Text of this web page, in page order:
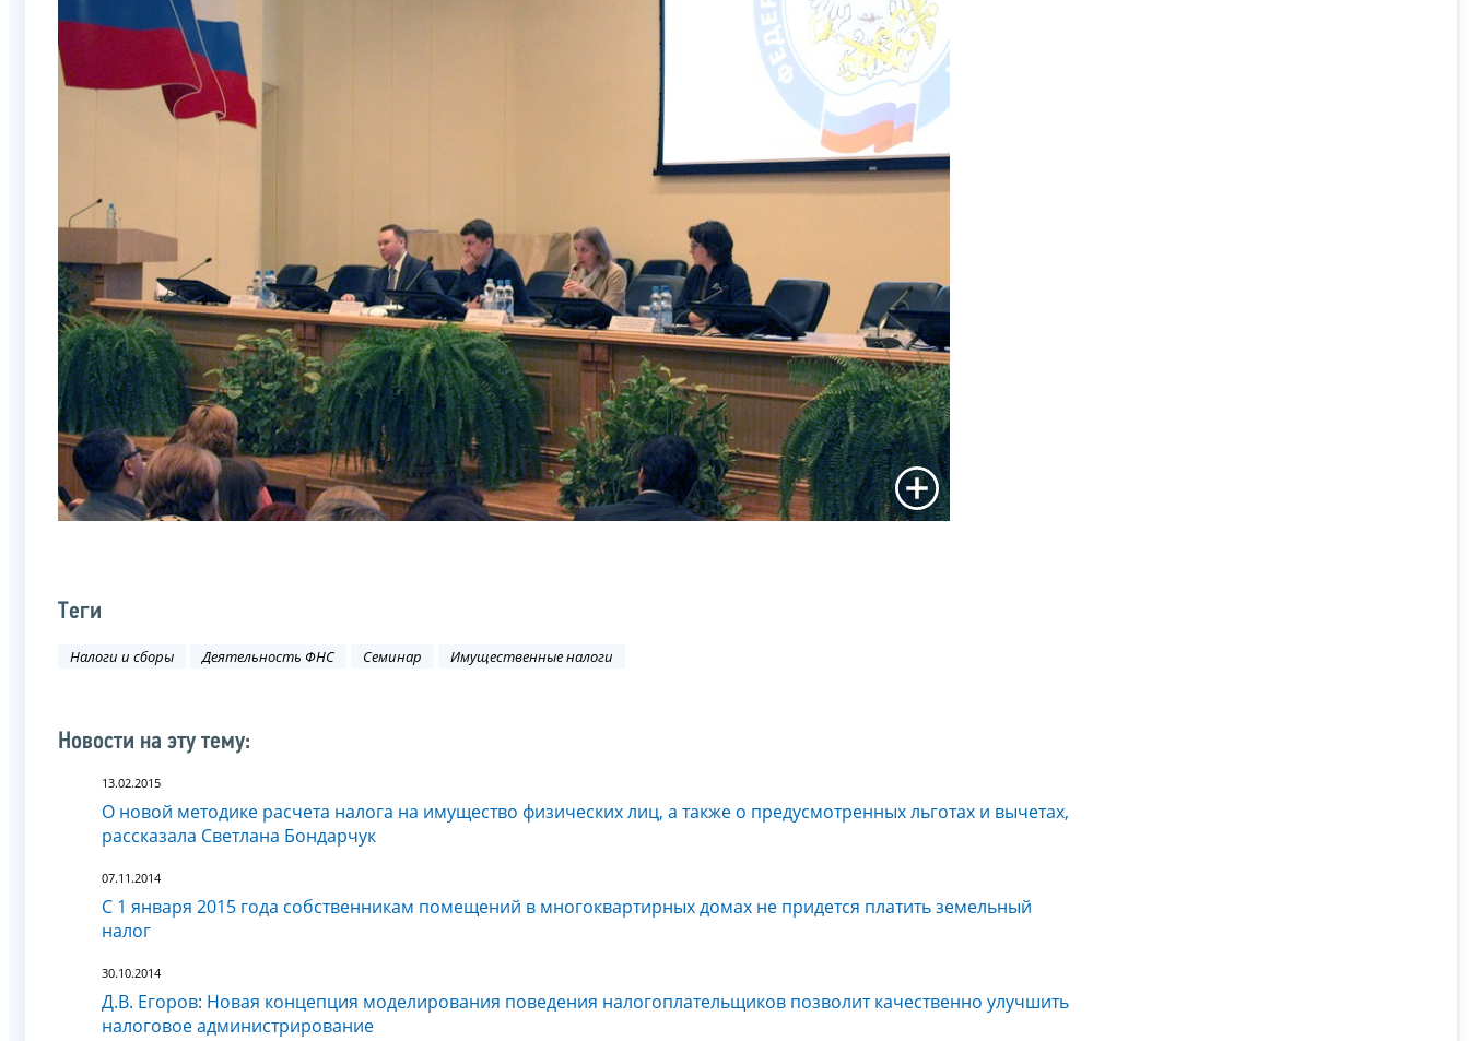
Теги
Налоги и сборы Деятельность ФНС Семинар Имущественные налоги
Новости на эту тему:
13.02.2015
О новой методике расчета налога на имущество физических лиц, а также о предусмотренных льготах и вычетах,
рассказала Светлана Бондарчук
07.11.2014
С 1 января 2015 года собственникам помещений в многоквартирных домах не придется платить земельный
налог
30.10.2014
Д.В. Егоров: Новая концепция моделирования поведения налогоплательщиков позволит качественно улучшить
налоговое администрирование